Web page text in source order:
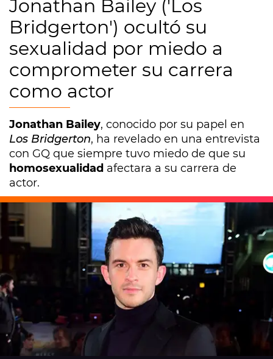
Jonathan Bailey ('Los
Bridgerton') ocultó su
sexualidad por miedo a
comprometer su carrera
como actor
Jonathan Bailey, conocido por su papel en
Los Bridgerton, ha revelado en una entrevista
con GQ que siempre tuvo miedo de que su
homosexualidad afectara a su carrera de
actor.